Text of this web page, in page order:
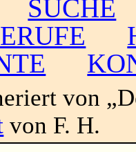
SUCHE
von
von F. H.